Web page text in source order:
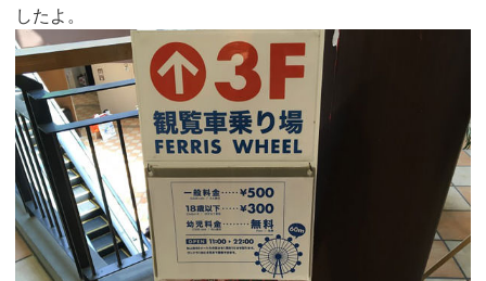
したよ。